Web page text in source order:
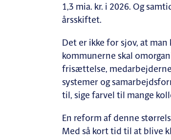
1,3 mia. kr. i 2026. Og
årsskiftet.
Det er ikke for sjov, at
kommunerne skal
frisættelse, medarbejderne
systemer og
til, sige farvel til mange
En reform af denne
Med så kort tid til at blive